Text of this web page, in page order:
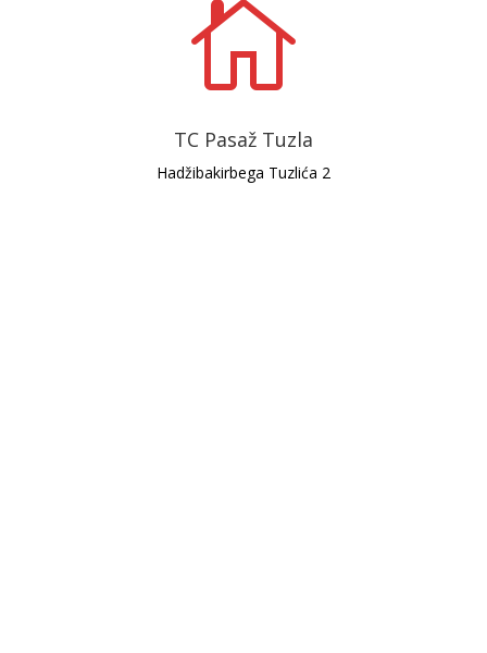

TC Pasaž Tuzla
Hadžibakirbega Tuzlića 2